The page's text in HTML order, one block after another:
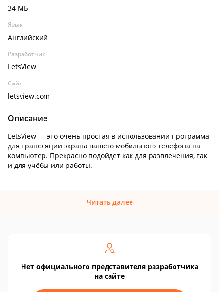
34 МБ
Язык
Английский
Разработчик
LetsView
Сайт
letsview.com
Описание
LetsView — это очень простая в использовании программа
для трансляции экрана вашего мобильного телефона на
компьютер. Прекрасно подойдет как для развлечения, так
и для учёбы или работы.
Читать далее
Нет официального представителя разработчика
на сайте